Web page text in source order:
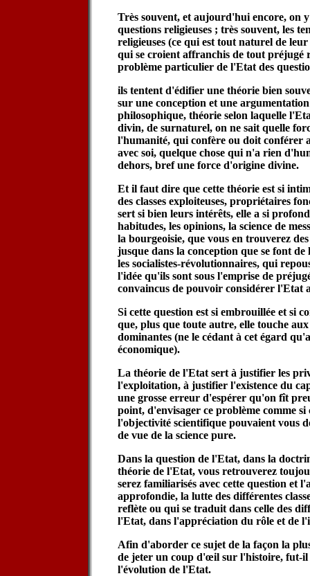
Très souvent, et aujourd'hui encore, on
questions religieuses ; très souvent, les
religieuses (ce qui est tout naturel de leur
qui se croient affranchis de tout préjugé
problème particulier de l'Etat des
ils tentent d'édifier une théorie bien
sur une conception et une
philosophique, théorie selon laquelle
divin, de surnaturel, on ne sait quelle
l'humanité, qui confère ou doit conférer
avec soi, quelque chose qui n'a rien
dehors, bref une force d'origine divine.
Et il faut dire que cette théorie est si
des classes exploiteuses, propriétaires
sert si bien leurs intérêts, elle a si
habitudes, les opinions, la science de
la bourgeoisie, que vous en trouverez
jusque dans la conception que se font
les socialistes-révolutionnaires, qui
l'idée qu'ils sont sous l'emprise de
convaincus de pouvoir considérer l'Etat
Si cette question est si embrouillée et si
que, plus que toute autre, elle touche aux
dominantes (ne le cédant à cet égard
économique).
La théorie de l'Etat sert à justifier les
l'exploitation, à justifier l'existence du
une grosse erreur d'espérer qu'on fît
point, d'envisager ce problème comme
l'objectivité scientifique pouvaient vous
de vue de la science pure.
Dans la question de l'Etat, dans la
théorie de l'Etat, vous retrouverez
serez familiarisés avec cette question et
approfondie, la lutte des différentes
reflète ou qui se traduit dans celle des
l'Etat, dans l'appréciation du rôle et de
Afin d'aborder ce sujet de la façon la
de jeter un coup d'œil sur l'histoire, fut-il
l'évolution de l'Etat.